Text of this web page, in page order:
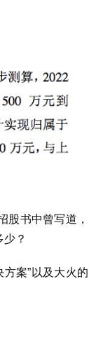
股书中曾写道，
？
案”以及大火的